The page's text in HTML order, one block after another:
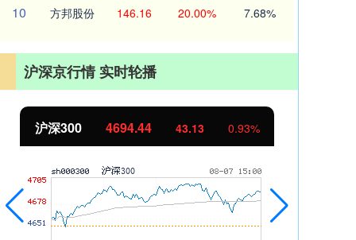
10 方邦股份 146.16 20.00% 7.68%
沪深京行情 实时轮播
北证50 1134.24 11.37 1.01%